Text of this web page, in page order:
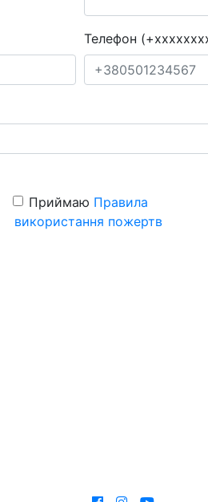
Телефон
Приймаю Правила
використання пожертв